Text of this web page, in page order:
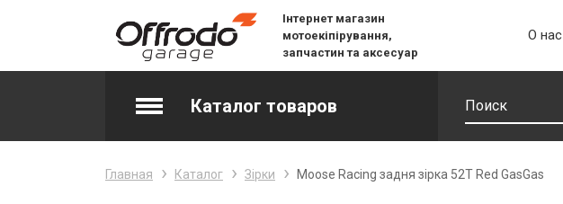
Інтернет магазин
мотоекіпірування,
запчастин та аксесуар
О нас
Каталог товаров
Главная Каталог Зірки Moose Racing задня зірка 52Т Red GasGas